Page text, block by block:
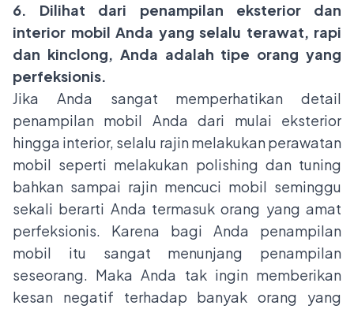
6. Dilihat dari penampilan eksterior dan
interior mobil Anda yang selalu terawat, rapi
dan kinclong, Anda adalah tipe orang yang
perfeksionis.
Jika Anda sangat memperhatikan detail
penampilan mobil Anda dari mulai eksterior
hingga interior, selalu rajin melakukan perawatan
mobil seperti melakukan polishing dan tuning
bahkan sampai rajin mencuci mobil seminggu
sekali berarti Anda termasuk orang yang amat
perfeksionis. Karena bagi Anda penampilan
mobil itu sangat menunjang penampilan
seseorang. Maka Anda tak ingin memberikan
kesan negatif terhadap banyak orang yang